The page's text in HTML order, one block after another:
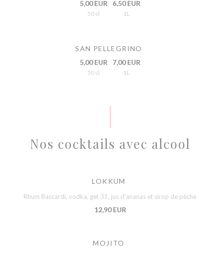
5,00 EUR
50 cl
6,50 EUR
1L
SAN PELLEGRINO
5,00 EUR
50 cl
7,00 EUR
1L
Nos cocktails avec alcool
LOKKUM
Rhum Baccardi, vodka, get 31, jus d'ananas et sirop de pèche
12,90 EUR
MOJITO